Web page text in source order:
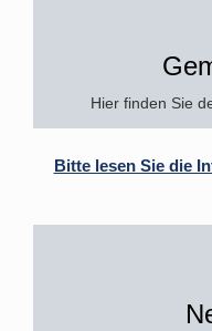
Hier finden Sie
Bitte lesen Sie die